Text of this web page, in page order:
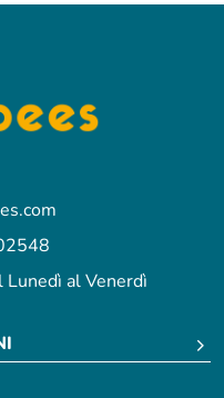
al Venerdì